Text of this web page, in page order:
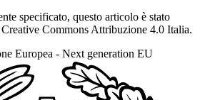
specificato, questo articolo è stato
Commons Attribuzione 4.0 Italia.